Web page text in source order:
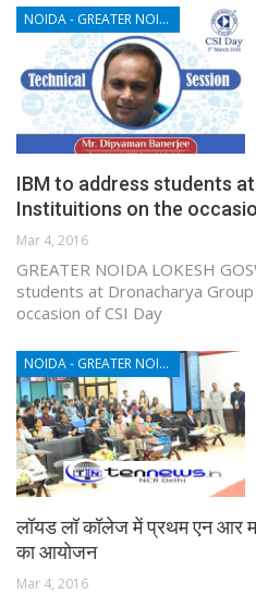
NOIDA - GREATER NOIDA - YAMUNA EXPRESSWAY
IBM to address students
Instituitions on the
Mar 4, 2016
GREATER NOIDA LOKESH
students at Dronacharya
occasion of CSI Day
NOIDA - GREATER NOIDA - YAMUNA EXPRESSWAY
लॉयड लॉ कॉलेज में प्रथम एन आर
का आयोजन
Mar 4, 2016